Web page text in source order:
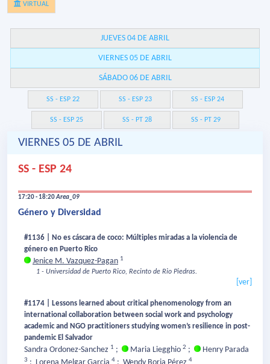
VIRTUAL
JUEVES 04 DE ABRIL
VIERNES 05 DE ABRIL
SÁBADO 06 DE ABRIL
SS - ESP 22 SS - ESP 23 SS - ESP 24
SS - ESP 25 SS - PT 28 SS - PT 29
VIERNES 05 DE ABRIL
SS - ESP 24
17:20 - 18:20Area_09
Género y Diversidad
#1136 | No es cáscara de coco: Múltiples miradas a la violencia de
género en Puerto Rico
Jenice M. Vazquez-Pagan 1
1 - Universidad de Puerto Rico, Recinto de Rio Piedras.
[ver]
#1174 | Lessons learned about critical phenomenology from an
international collaboration between social work and psychology
academic and NGO practitioners studying women’s resilience in post-
pandemic El Salvador
Sandra Ordonez-Sanchez 1 ; Maria Liegghio 2 ; Henry Parada
3 4 4